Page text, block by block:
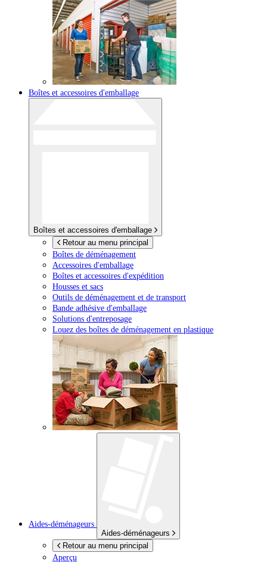
Boîtes et accessoires d'emballage
Boîtes et accessoires d'emballage
Retour au menu principal
Boîtes de déménagement
Accessoires d'emballage
Boîtes et accessoires d'expédition
Housses et sacs
Outils de déménagement et de transport
Bande adhésive d'emballage
Solutions d'entreposage
Louez des boîtes de déménagement en plastique
Aides-déménageurs
Aides-déménageurs
Retour au menu principal
Aperçu